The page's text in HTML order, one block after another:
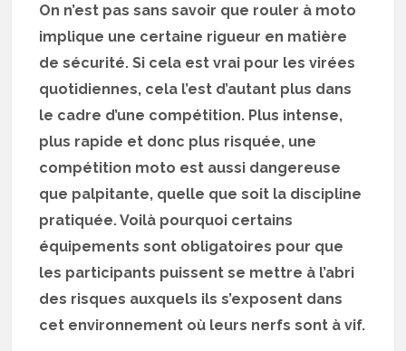
On n’est pas sans savoir que rouler à moto
implique une certaine rigueur en matière
de sécurité. Si cela est vrai pour les virées
quotidiennes, cela l’est d’autant plus dans
le cadre d’une compétition. Plus intense,
plus rapide et donc plus risquée, une
compétition moto est aussi dangereuse
que palpitante, quelle que soit la discipline
pratiquée. Voilà pourquoi certains
équipements sont obligatoires pour que
les participants puissent se mettre à l’abri
des risques auxquels ils s’exposent dans
cet environnement où leurs nerfs sont à vif.